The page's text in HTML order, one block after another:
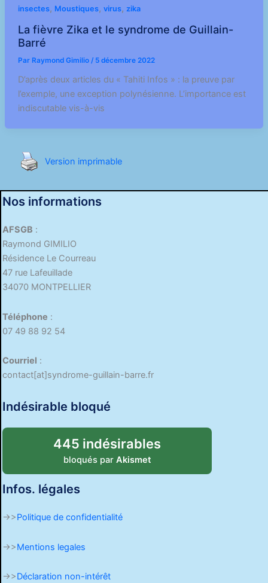
insectes, Moustiques, virus, zika
La fièvre Zika et le syndrome de Guillain-
Barré
Par Raymond Gimilio / 5 décembre 2022
D’après deux articles du « Tahiti Infos » : la preuve par
l’exemple, une exception polynésienne. L’importance est
indiscutable vis-à-vis
Version imprimable
Nos informations
AFSGB :
Raymond GIMILIO
Résidence Le Courreau
47 rue Lafeuillade
34070 MONTPELLIER
Téléphone :
07 49 88 92 54
Courriel :
contact[at]syndrome-guillain-barre.fr
Indésirable bloqué
445 indésirables
bloqués par Akismet
Infos. légales
->>Politique de confidentialité
->>Mentions legales
->>Déclaration non-intérêt